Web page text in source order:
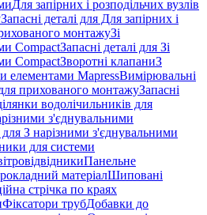
Для запірних і розподільчих вузлів
Запасні деталі для Для запірних і
монтажуЗі
CompactЗапасні деталі для Зі
CompactЗворотні клапаниЗ
елементами MapressВимірювальні
прихованого монтажуЗапасні
водолічильників для
з'єднувальними
для З нарізними з'єднувальними
для системи
Панельне
матеріалШиповані
стрічка по краях
Фіксатори трубДобавки до